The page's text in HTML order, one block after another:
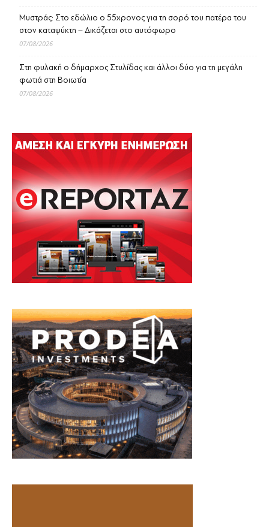
Μυστράς: Στο εδώλιο ο 55χρονος για τη σορό του πατέρα του
στον καταψύκτη – Δικάζεται στο αυτόφωρο
07/08/2026
Στη φυλακή ο δήμαρχος Στυλίδας και άλλοι δύο για τη μεγάλη
φωτιά στη Βοιωτία
07/08/2026